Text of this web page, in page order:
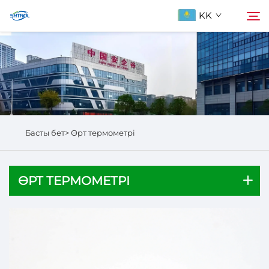
KK
Біздің туралы
Продукциялар
Іздеу
Басты бет>Өрт термометрі
ӨРТ ТЕРМОМЕТРІ